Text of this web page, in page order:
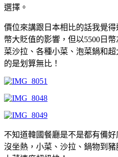
選擇。
價位來講跟日本相比的話我覺
幣大貶值的影響，但以5500日
菜沙拉、各種小菜、泡菜鍋和
的是划算無比！
不知道韓國餐廳是不是都有備
沒坐熱，小菜、沙拉、鍋物到